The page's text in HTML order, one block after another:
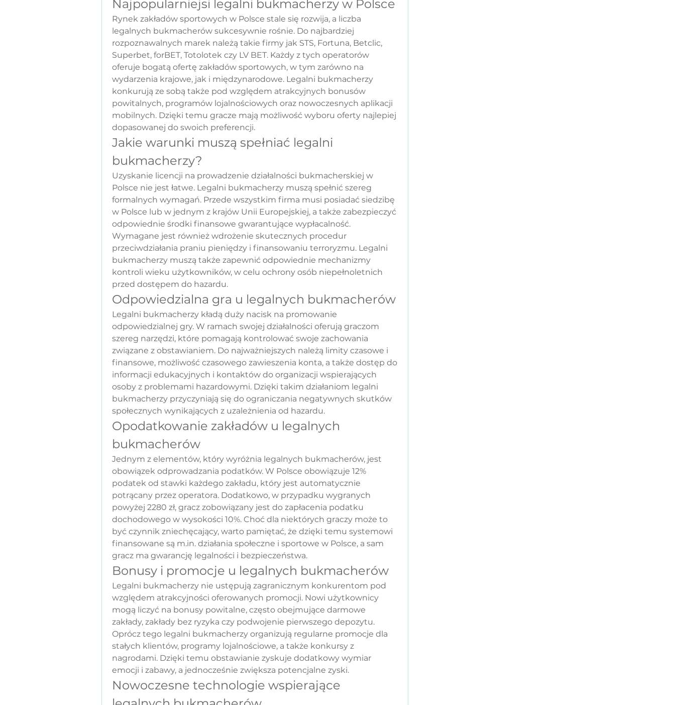
Najpopularniejsi legalni bukmacherzy w Polsce
Rynek zakładów sportowych w Polsce stale się rozwija, a liczba
legalnych bukmacherów sukcesywnie rośnie. Do najbardziej
rozpoznawalnych marek należą takie firmy jak STS, Fortuna, Betclic,
Superbet, forBET, Totolotek czy LV BET. Każdy z tych operatorów
oferuje bogatą ofertę zakładów sportowych, w tym zarówno na
wydarzenia krajowe, jak i międzynarodowe. Legalni bukmacherzy
konkurują ze sobą także pod względem atrakcyjnych bonusów
powitalnych, programów lojalnościowych oraz nowoczesnych aplikacji
mobilnych. Dzięki temu gracze mają możliwość wyboru oferty najlepiej
dopasowanej do swoich preferencji.
Jakie warunki muszą spełniać legalni
bukmacherzy?
Uzyskanie licencji na prowadzenie działalności bukmacherskiej w
Polsce nie jest łatwe. Legalni bukmacherzy muszą spełnić szereg
formalnych wymagań. Przede wszystkim firma musi posiadać siedzibę
w Polsce lub w jednym z krajów Unii Europejskiej, a także zabezpieczyć
odpowiednie środki finansowe gwarantujące wypłacalność.
Wymagane jest również wdrożenie skutecznych procedur
przeciwdziałania praniu pieniędzy i finansowaniu terroryzmu. Legalni
bukmacherzy muszą także zapewnić odpowiednie mechanizmy
kontroli wieku użytkowników, w celu ochrony osób niepełnoletnich
przed dostępem do hazardu.
Odpowiedzialna gra u legalnych bukmacherów
Legalni bukmacherzy kładą duży nacisk na promowanie
odpowiedzialnej gry. W ramach swojej działalności oferują graczom
szereg narzędzi, które pomagają kontrolować swoje zachowania
związane z obstawianiem. Do najważniejszych należą limity czasowe i
finansowe, możliwość czasowego zawieszenia konta, a także dostęp do
informacji edukacyjnych i kontaktów do organizacji wspierających
osoby z problemami hazardowymi. Dzięki takim działaniom legalni
bukmacherzy przyczyniają się do ograniczania negatywnych skutków
społecznych wynikających z uzależnienia od hazardu.
Opodatkowanie zakładów u legalnych
bukmacherów
Jednym z elementów, który wyróżnia legalnych bukmacherów, jest
obowiązek odprowadzania podatków. W Polsce obowiązuje 12%
podatek od stawki każdego zakładu, który jest automatycznie
potrącany przez operatora. Dodatkowo, w przypadku wygranych
powyżej 2280 zł, gracz zobowiązany jest do zapłacenia podatku
dochodowego w wysokości 10%. Choć dla niektórych graczy może to
być czynnik zniechęcający, warto pamiętać, że dzięki temu systemowi
finansowane są m.in. działania społeczne i sportowe w Polsce, a sam
gracz ma gwarancję legalności i bezpieczeństwa.
Bonusy i promocje u legalnych bukmacherów
Legalni bukmacherzy nie ustępują zagranicznym konkurentom pod
względem atrakcyjności oferowanych promocji. Nowi użytkownicy
mogą liczyć na bonusy powitalne, często obejmujące darmowe
zakłady, zakłady bez ryzyka czy podwojenie pierwszego depozytu.
Oprócz tego legalni bukmacherzy organizują regularne promocje dla
stałych klientów, programy lojalnościowe, a także konkursy z
nagrodami. Dzięki temu obstawianie zyskuje dodatkowy wymiar
emocji i zabawy, a jednocześnie zwiększa potencjalne zyski.
Nowoczesne technologie wspierające